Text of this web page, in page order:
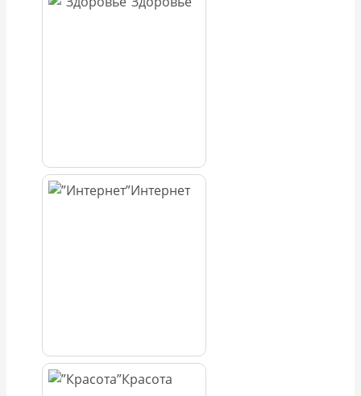
Интернет
Красота